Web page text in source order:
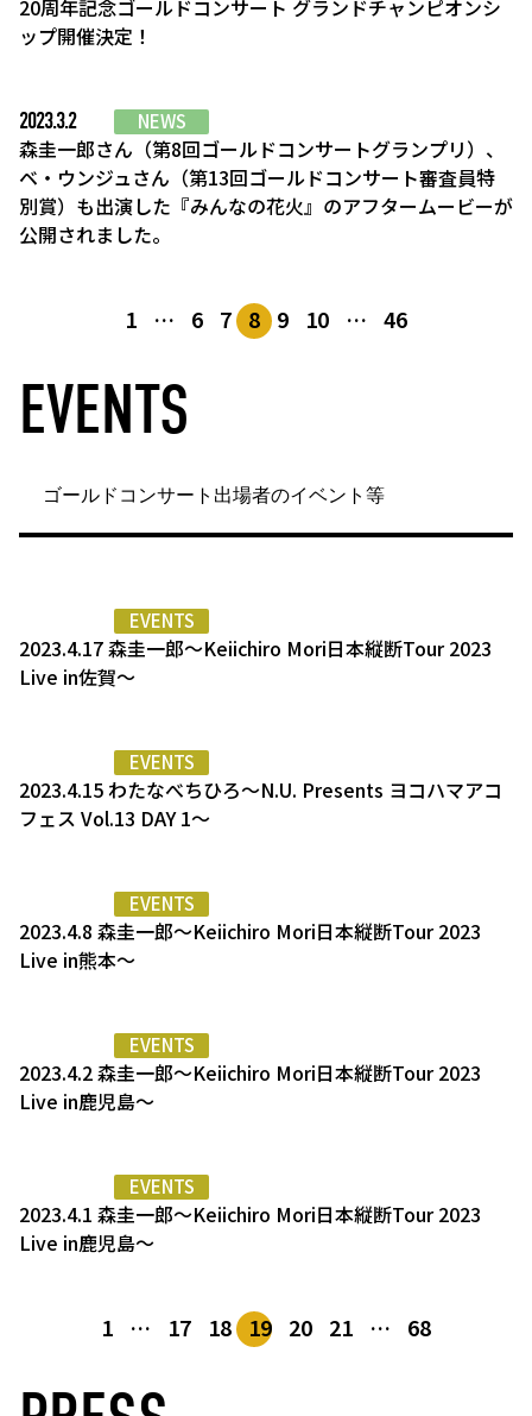
20周年記念ゴールドコンサート グランドチャンピオンシ
ップ開催決定！
2023.3.2 NEWS
森圭一郎さん（第8回ゴールドコンサートグランプリ）、
ベ・ウンジュさん（第13回ゴールドコンサート審査員特
別賞）も出演した『みんなの花火』のアフタームービーが
公開されました。
1 … 6 7 8 9 10 … 46
EVENTS
ゴールドコンサート出場者のイベント等
EVENTS
2023.4.17 森圭一郎〜Keiichiro Mori日本縦断Tour 2023
Live in佐賀〜
EVENTS
2023.4.15 わたなべちひろ〜N.U. Presents ヨコハマアコ
フェス Vol.13 DAY 1〜
EVENTS
2023.4.8 森圭一郎〜Keiichiro Mori日本縦断Tour 2023
Live in熊本～
EVENTS
2023.4.2 森圭一郎〜Keiichiro Mori日本縦断Tour 2023
Live in鹿児島～
EVENTS
2023.4.1 森圭一郎〜Keiichiro Mori日本縦断Tour 2023
Live in鹿児島〜
1 … 17 18 19 20 21 … 68